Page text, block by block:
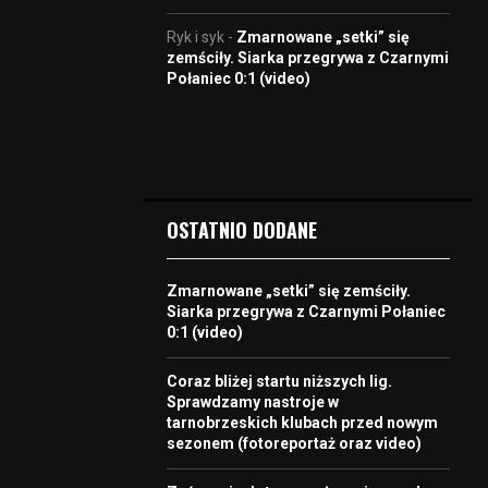
Ryk i syk - Zmarnowane „setki” się
zemściły. Siarka przegrywa z Czarnymi
Połaniec 0:1 (video)
OSTATNIO DODANE
Zmarnowane „setki” się zemściły.
Siarka przegrywa z Czarnymi Połaniec
0:1 (video)
Coraz bliżej startu niższych lig.
Sprawdzamy nastroje w
tarnobrzeskich klubach przed nowym
sezonem (fotoreportaż oraz video)